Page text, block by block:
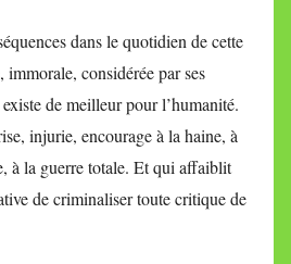
dans le quotidien de cette
considérée par ses
de meilleur pour l’humanité.
injurie, encourage à la haine, à
à la guerre totale. Et qui affaiblit
de criminaliser toute critique de